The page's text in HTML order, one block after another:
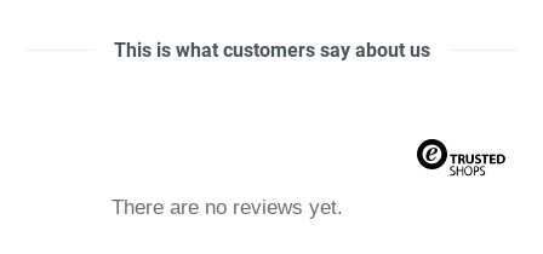
This is what customers say about us
There are no reviews yet.